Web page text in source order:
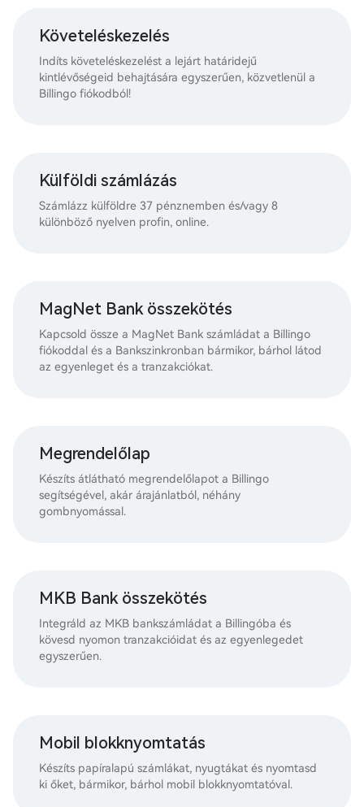
Követeléskezelés
Indíts követeléskezelést a lejárt határidejű
kintlévőségeid behajtására egyszerűen, közvetlenül a
Billingo fiókodból!
Külföldi számlázás
Számlázz külföldre 37 pénznemben és/vagy 8
különböző nyelven profin, online.
MagNet Bank összekötés
Kapcsold össze a MagNet Bank számládat a Billingo
fiókoddal és a Bankszinkronban bármikor, bárhol látod
az egyenleget és a tranzakciókat.
Megrendelőlap
Készíts átlátható megrendelőlapot a Billingo
segítségével, akár árajánlatból, néhány
gombnyomással.
MKB Bank összekötés
Integráld az MKB bankszámládat a Billingóba és
kövesd nyomon tranzakcióidat és az egyenlegedet
egyszerűen.
Mobil blokknyomtatás
Készíts papíralapú számlákat, nyugtákat és nyomtasd
ki őket, bármikor, bárhol mobil blokknyomtatóval.